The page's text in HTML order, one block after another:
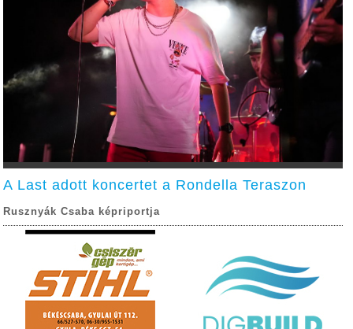
A Last adott koncertet a Rondella Teraszon
Rusznyák Csaba képriportja